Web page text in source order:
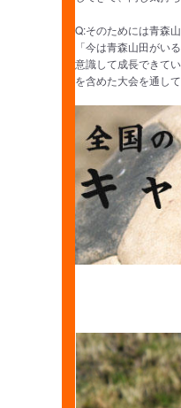
Q:そのためには青森
「今は青森山田がい
意識して成長できて
を含めた大会を通し